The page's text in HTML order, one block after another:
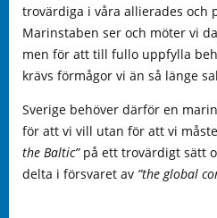
trovärdiga i våra allierades och
Marinstaben ser och möter vi
men för att till fullo uppfylla
krävs förmågor vi än så länge
Sverige behöver därför en
för att vi vill utan för att vi
the Baltic”på ett trovärdigt sätt
delta i försvaret av ”the global